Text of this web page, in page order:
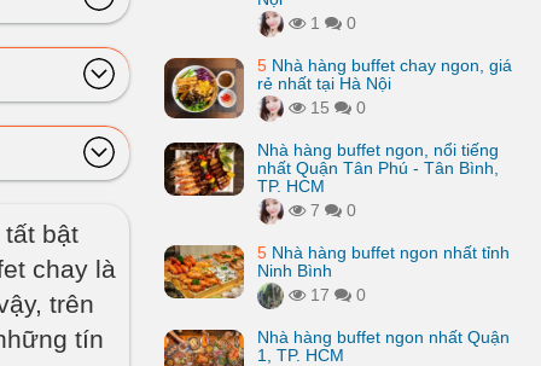
bật
chay là
trên
tín
1
0
5 Nhà hàng buffet chay ngon, giá
rẻ nhất tại Hà Nội
15
0
Nhà hàng buffet ngon, nổi tiếng
nhất Quận Tân Phú - Tân Bình,
TP. HCM
7
0
5 Nhà hàng buffet ngon nhất tỉnh
Ninh Bình
17
0
Nhà hàng buffet ngon nhất Quận
1, TP. HCM